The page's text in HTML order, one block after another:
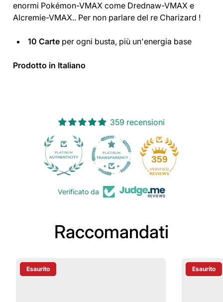
enormi Pokémon-VMAX come Drednaw-VMAX e
Alcremie-VMAX.. Per non parlare del re Charizard !
10 Carte per ogni busta, più un'energia base
Prodotto in Italiano
359 recensioni
359
Verificato da
Raccomandati
Etichetta Del Prodotto:
Esaurito Etichetta
Esaurito